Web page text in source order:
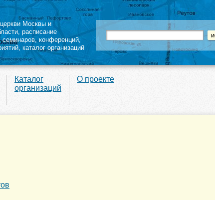
Москвы и
, расписание
семинаров,конференций,
каталог организаций
Каталог
организаций
О проекте